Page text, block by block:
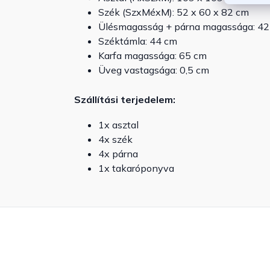
Szék (SzxMéxM): 52 x 60 x 82 cm
Ülésmagasság + párna magassága:
Széktámla: 44 cm
Karfa magassága: 65 cm
Üveg vastagsága: 0,5 cm
Szállítási terjedelem:
1x asztal
4x szék
4x párna
1x takaróponyva